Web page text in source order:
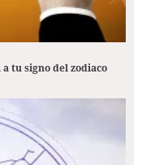
tu signo del zodiaco